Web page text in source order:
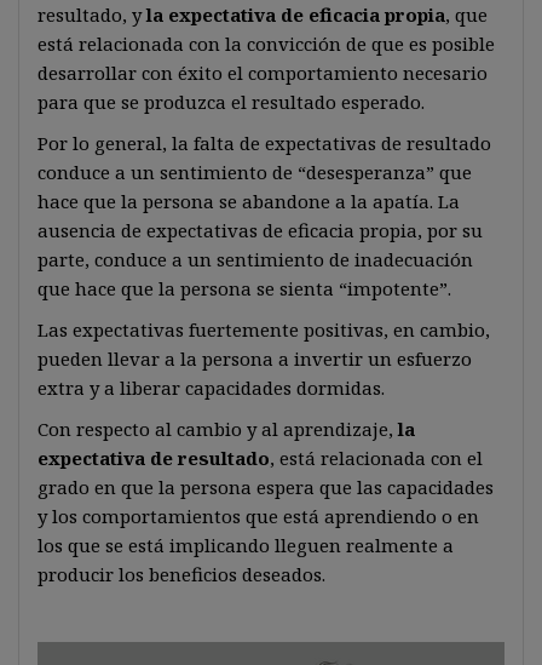
resultado, yla expectativa de eficacia propia, que
está relacionada con la convicción de que es posible
desarrollar con éxito el comportamiento necesario
para que se produzca el resultado esperado.
Por lo general, la falta de expectativas de resultado
conduce a un sentimiento de “desesperanza” que
hace que la persona se abandone a la apatía. La
ausencia de expectativas de eficacia propia, por su
parte, conduce a un sentimiento de inadecuación
que hace que la persona se sienta “impotente”.
Las expectativas fuertemente positivas, en cambio,
pueden llevar a la persona a invertir un esfuerzo
extra y a liberar capacidades dormidas.
Con respecto al cambio y al aprendizaje,la
expectativa de resultado, está relacionada con el
grado en que la persona espera que las capacidades
y los comportamientos que está aprendiendo o en
los que se está implicando lleguen realmente a
producir los beneficios deseados.